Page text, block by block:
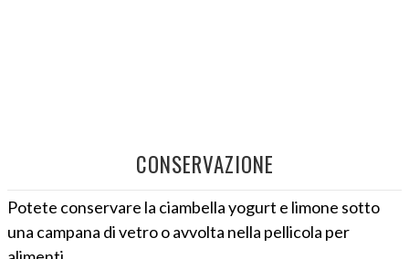
CONSERVAZIONE
Potete conservare la ciambella yogurt e limone sotto
una campana di vetro o avvolta nella pellicola per